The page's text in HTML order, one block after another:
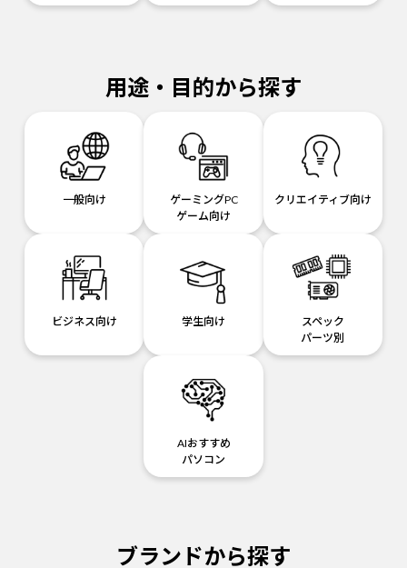
用途・目的から探す
一般向け
ゲーミングPC
ゲーム向け
クリエイティブ向け
ビジネス向け 学生向け
スペック
パーツ別
AIおすすめ
パソコン
ブランドから探す